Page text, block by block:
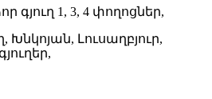
գյուղ 1, 3, 4 փողոցներ,
Խնկոյան, Լուսաղբյուր,